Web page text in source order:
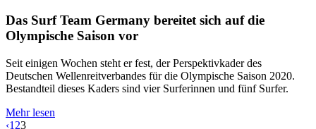
Das Surf Team Germany bereitet sich auf die
Olympische Saison vor
Seit einigen Wochen steht er fest, der Perspektivkader des
Deutschen Wellenreitverbandes für die Olympische Saison 2020.
Bestandteil dieses Kaders sind vier Surferinnen und fünf Surfer.
Mehr lesen
‹1 23